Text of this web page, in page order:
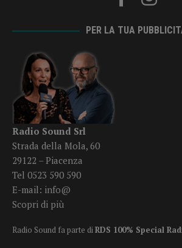
PER LA TUA
Radio Sound Srl
Strada della Mola, 60
29122 – Piacenza
Tel 0523 590 590
E-mail: info@
Scopri di più
Radio Sound fa parte diRDS 100% Special